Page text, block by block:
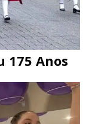
175 Anos